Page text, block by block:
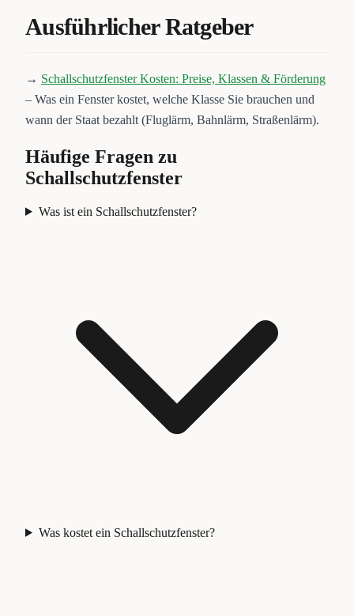
Ausführlicher Ratgeber
→ Schallschutzfenster Kosten: Preise, Klassen & Förderung
– Was ein Fenster kostet, welche Klasse Sie brauchen und
wann der Staat bezahlt (Fluglärm, Bahnlärm, Straßenlärm).
Häufige Fragen zu
Schallschutzfenster
Was ist ein Schallschutzfenster?
Was kostet ein Schallschutzfenster?